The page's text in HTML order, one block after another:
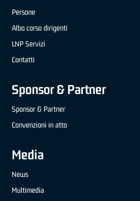
Persone
Albo corso dirigenti
LNP Servizi
Contatti
Sponsor & Partner
Sponsor & Partner
Convenzioni in atto
Media
News
Multimedia